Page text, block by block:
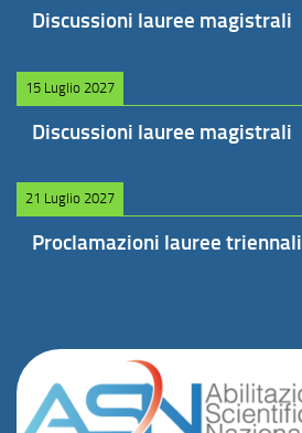
Discussioni lauree magistrali
15 Luglio 2027
Discussioni lauree magistrali
21 Luglio 2027
Proclamazioni lauree triennali